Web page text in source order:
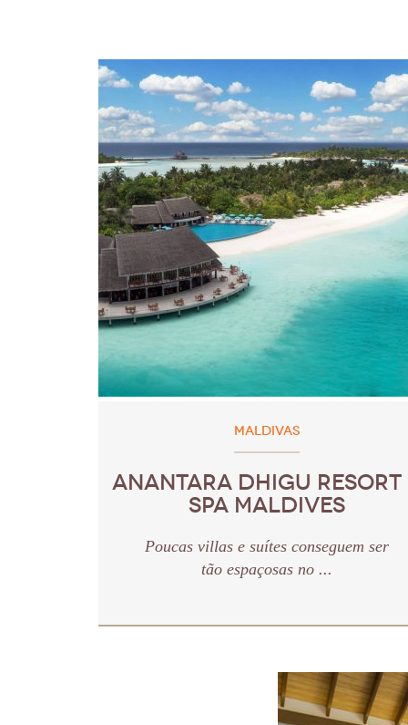
MALDIVAS
ANANTARA DHIGU RESORT
SPA MALDIVES
Poucas villas e suítes conseguem ser
tão espaçosas no ...